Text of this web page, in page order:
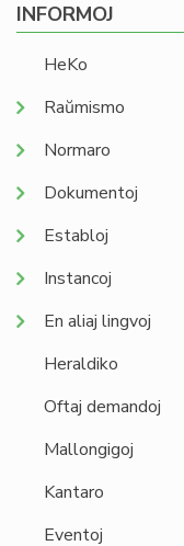
INFORMOJ
HeKo
Raŭmismo
Normaro
Dokumentoj
Establoj
Instancoj
En aliaj lingvoj
Heraldiko
Oftaj demandoj
Mallongigoj
Kantaro
Eventoj